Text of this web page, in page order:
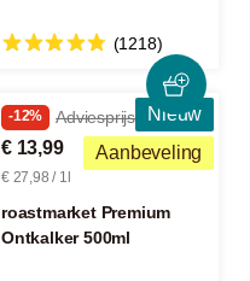
(1218)
Nieuw
Aanbeveling
-12% Adviesprijs € 15,99
€ 13,99
€ 27,98 / 1l
roastmarket Premium
Ontkalker 500ml